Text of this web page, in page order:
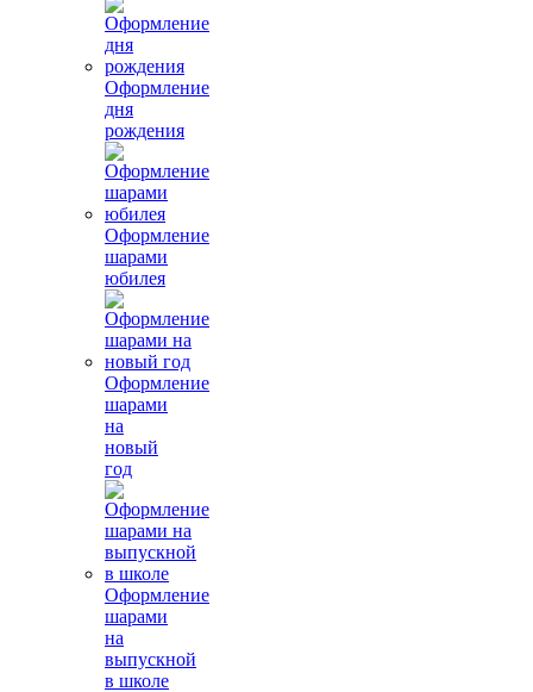
Оформление
дня
рождения
Оформление
шарами
юбилея
Оформление
шарами
на
новый
год
Оформление
шарами
на
выпускной
в школе